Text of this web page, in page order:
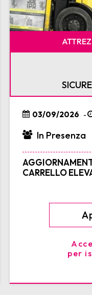
03/09/2026 -
In Presenza
CARRELLO
per